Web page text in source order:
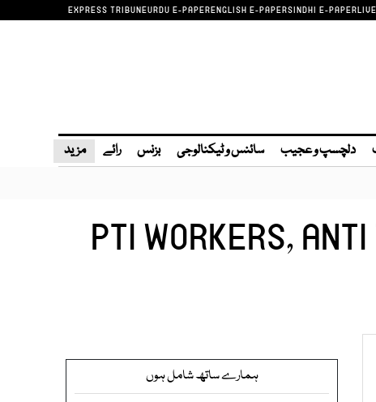
EXPRESS TRIBUNEURDU E-PAPERENGLISH E-PAPERSINDHI E-PAPER
دلچسپ و عجیب سائنس و ٹیکنالوجی بزنس رائے مزید
PTI WORKERS,
ہمارے ساتھ شامل ہوں